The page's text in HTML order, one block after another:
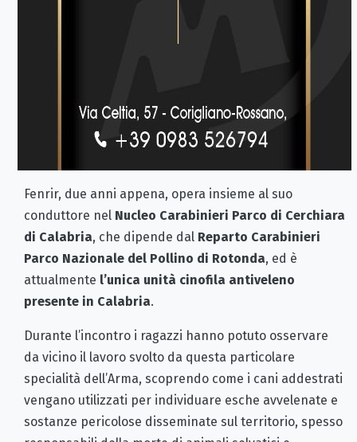
Fenrir, due anni appena, opera insieme al suo
conduttore nel Nucleo Carabinieri Parco di Cerchiara
di Calabria, che dipende dal Reparto Carabinieri
Parco Nazionale del Pollino di Rotonda, ed è
attualmente l’unica unità cinofila antiveleno
presente in Calabria.
Durante l’incontro i ragazzi hanno potuto osservare
da vicino il lavoro svolto da questa particolare
specialità dell’Arma, scoprendo come i cani addestrati
vengano utilizzati per individuare esche avvelenate e
sostanze pericolose disseminate sul territorio, spesso